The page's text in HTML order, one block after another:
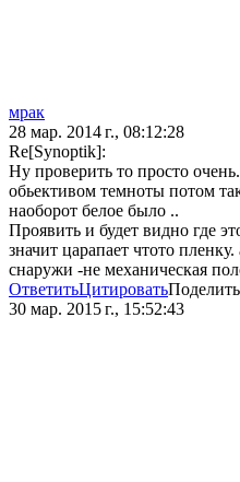
мрак
28 мар. 2014 г., 08:12:28
Re[Synoptik]:
Ну проверить то просто
обьективом темноты потом
наоборот белое было ..
Проявить и будет видно где
значит царапает чтото
снаружи -не механическая
ОтветитьЦитировать
30 мар. 2015 г., 15:52:43